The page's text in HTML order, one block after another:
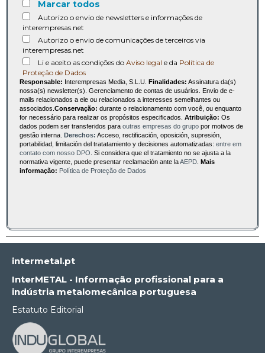
Marcar todos
Autorizo o envio de newsletters e informações de
interempresas.net
Autorizo o envio de comunicações de terceiros via
interempresas.net
Li e aceito as condições do Aviso legal e da Política de
Proteção de Dados
Responsable: Interempresas Media, S.L.U. Finalidades: Assinatura da(s)
nossa(s) newsletter(s). Gerenciamento de contas de usuários. Envio de e-
mails relacionados a ele ou relacionados a interesses semelhantes ou
associados. Conservação: durante o relacionamento com você, ou enquanto
for necessário para realizar os propósitos especificados. Atribuição: Os
dados podem ser transferidos para outras empresas do grupo por motivos de
gestão interna. Derechos: Acceso, rectificación, oposición, supresión,
portabilidad, limitación del tratatamiento y decisiones automatizadas: entre em
contato com nosso DPO . Si considera que el tratamiento no se ajusta a la
normativa vigente, puede presentar reclamación ante laAEPD Mais
informação: Política de Proteção de Dados
intermetal.pt
InterMETAL - Informação profissional para a
indústria metalomecânica portuguesa
Estatuto Editorial